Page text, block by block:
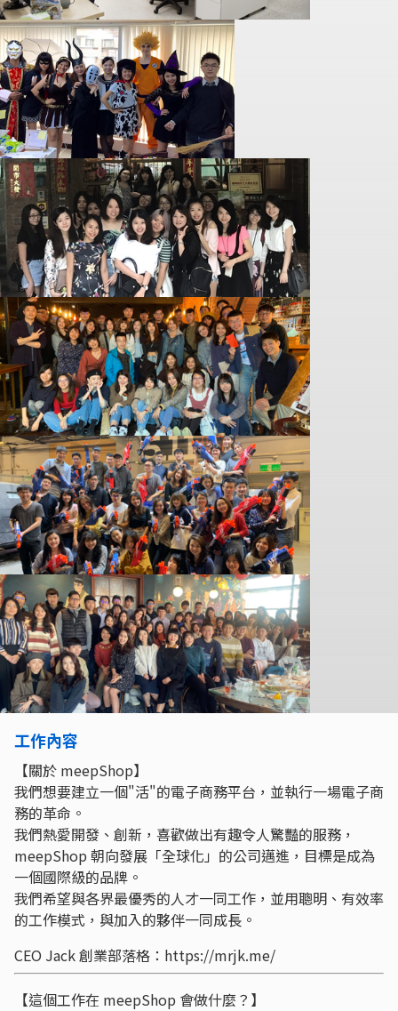
工作內容
【關於 meepShop】
我們想要建立一個"活"的電子商務平台，並執行一場電子商
務的革命。
我們熱愛開發、創新，喜歡做出有趣令人驚豔的服務，
meepShop 朝向發展「全球化」的公司邁進，目標是成為
一個國際級的品牌。
我們希望與各界最優秀的人才一同工作，並用聰明、有效率
的工作模式，與加入的夥伴一同成長。
CEO Jack 創業部落格：https://mrjk.me/
【這個工作在 meepShop 會做什麼？】